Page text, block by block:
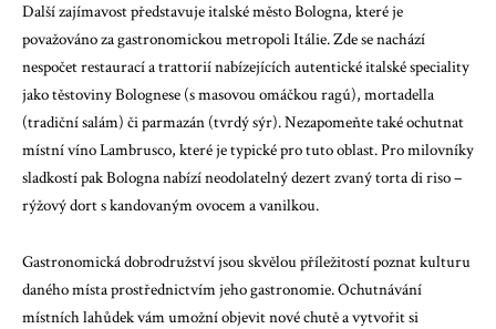
Další zajímavost představuje italské město Bologna, které je
považováno za gastronomickou metropoli Itálie. Zde se nachází
nespočet restaurací a trattorií nabízejících autentické italské speciality
jako těstoviny Bolognese (s masovou omáčkou ragú), mortadella
(tradiční salám) či parmazán (tvrdý sýr). Nezapomeňte také ochutnat
místní víno Lambrusco, které je typické pro tuto oblast. Pro milovníky
sladkostí pak Bologna nabízí neodolatelný dezert zvaný torta di riso –
rýžový dort s kandovaným ovocem a vanilkou.
Gastronomická dobrodružství jsou skvělou příležitostí poznat kulturu
daného místa prostřednictvím jeho gastronomie. Ochutnávání
místních lahůdek vám umožní objevit nové chutě a vytvořit si